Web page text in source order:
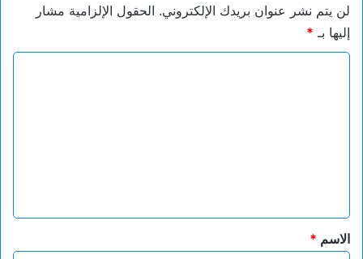
لن يتم نشر عنوان بريدك الإلكتروني. الحقول الإلزامية مشار
إليها بـ *
*
الاسم *